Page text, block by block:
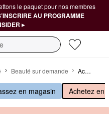
le paquet pour nos membres
AU PROGRAMME
▸
Beauté sur demande Achetez en ligne, ramassez à l’extérieur
en magasin Achetez en